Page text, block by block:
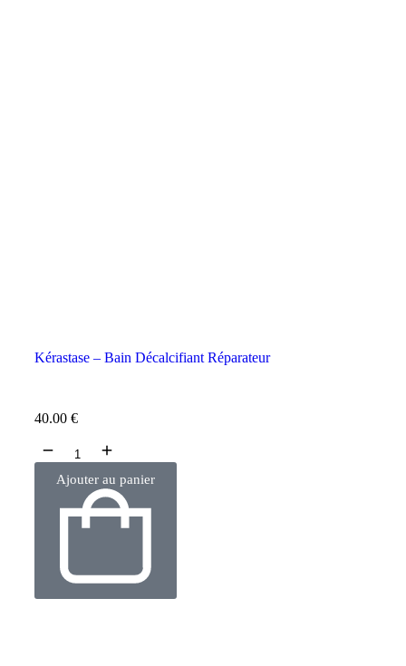
Kérastase – Bain Décalcifiant Réparateur
40.00 €
Ajouter au panier